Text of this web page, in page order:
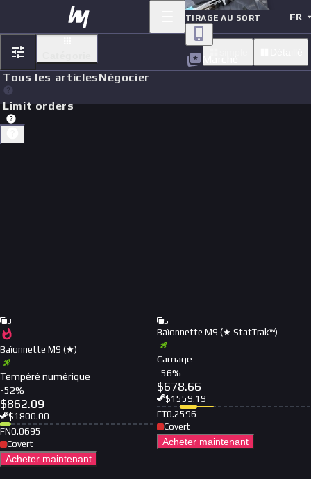
TIRAGE AU SORT
Marché
FR
Tous les articlesNégocier
Limit orders
3
Baïonnette M9 (★)
Tempéré numérique
-52%
$862.09
$1800.00
FN0.0695
Covert
Acheter maintenant
5
Baïonnette M9 (★ StatTrak™)
Carnage
-56%
$678.66
$1559.19
FT0.2596
Covert
Acheter maintenant